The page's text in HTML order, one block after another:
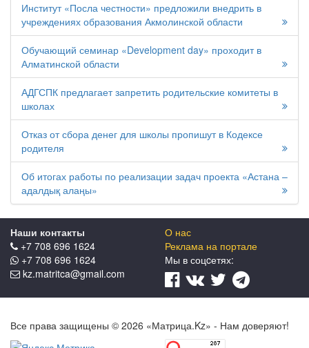
Институт «Посла честности» предложили внедрить в
учреждениях образования Акмолинской области
Обучающий семинар «Development day» проходит в
Алматинской области
АДГСПК предлагает запретить родительские комитеты в
школах
Отказ от сбора денег для школы пропишут в Кодексе
родителя
Об итогах работы по реализации задач проекта «Астана –
адалдық алаңы»
Наши контакты
+7 708 696 1624
+7 708 696 1624
kz.matritca@gmail.com
О нас
Реклама на портале
Мы в соцcетях:
Все права защищены © 2026 «Матрица.Kz» - Нам доверяют!